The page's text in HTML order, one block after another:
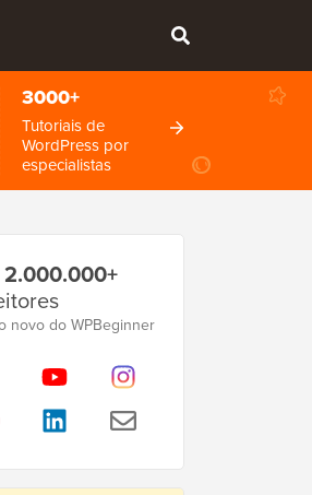
3000+
Tutoriais de
WordPress por
especialistas
2.000.000+
novo do WPBeginner